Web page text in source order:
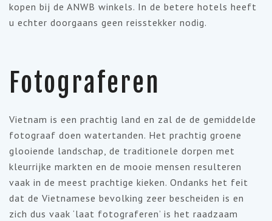
kopen bij de ANWB winkels. In de betere hotels heeft
u echter doorgaans geen reisstekker nodig.
Fotograferen
Vietnam is een prachtig land en zal de de gemiddelde
fotograaf doen watertanden. Het prachtig groene
glooiende landschap, de traditionele dorpen met
kleurrijke markten en de mooie mensen resulteren
vaak in de meest prachtige kieken. Ondanks het feit
dat de Vietnamese bevolking zeer bescheiden is en
zich dus vaak ‘laat fotograferen’ is het raadzaam